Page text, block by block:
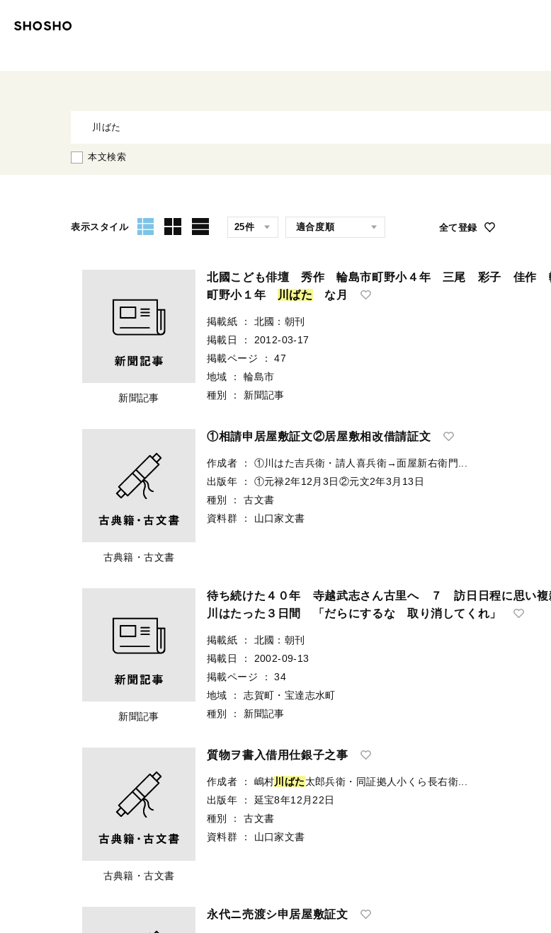
本文検索
表示スタイル 全て登録
新聞記事
北國こども俳壇 秀作 輪島市町野小４年 三尾 彩子 佳作
町野小１年
川 ばた な月
掲載紙 ：
北國：朝刊
掲載日
：
2012-03-17
掲載ページ
：
47
地域
：
輪島市
種別
： 新聞記事
古典籍・古文書
①相請申居屋敷証文②居屋敷相改借請証文
作成者 ：
①川はた吉兵衛・請人喜兵衛→面屋新右衛門...
出版年
：
①元禄2年12月3日②元文2年3月13日
種別
：
古文書
資料群
： 山口家文書
新聞記事
待ち続けた４０年 寺越武志さん古里へ ７ 訪日日程に思い
川はたった３日間 「だらにするな 取り消してくれ」
掲載紙 ：
北國：朝刊
掲載日
：
2002-09-13
掲載ページ
：
34
地域
：
志賀町・宝達志水町
種別
： 新聞記事
古典籍・古文書
質物ヲ書入借用仕銀子之事
作成者 ： 嶋村川ばた太郎兵衛・同証拠人小くら長右衛...
出版年
：
延宝8年12月22日
種別
：
古文書
資料群
： 山口家文書
永代ニ売渡シ申居屋敷証文